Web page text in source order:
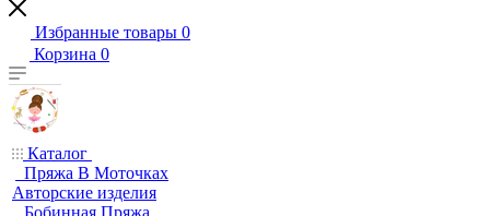
Избранные товары 0
Корзина 0
Каталог
Пряжа В Моточках
Авторские изделия
Бобинная Пряжа